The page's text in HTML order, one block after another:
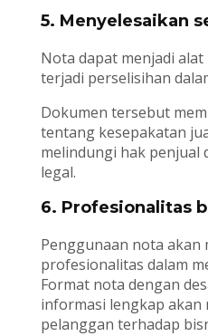
5. Menyelesaikan
Nota dapat menjadi
terjadi perselisihan
Dokumen tersebut
tentang kesepakatan
melindungi hak penjual
legal.
6. Profesionalitas
Penggunaan nota akan
profesionalitas dalam
Format nota dengan
informasi lengkap akan
pelanggan terhadap